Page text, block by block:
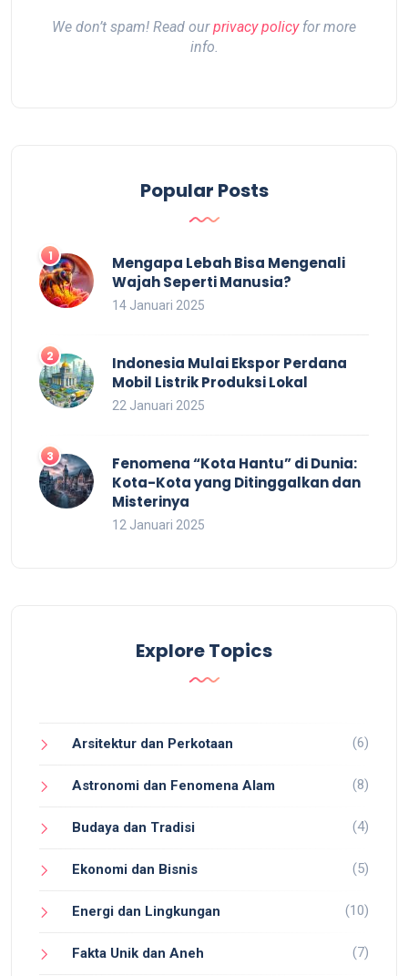
We don’t spam! Read ourprivacy policyfor more
info.
Popular Posts
Mengapa Lebah Bisa Mengenali
Wajah Seperti Manusia?
14 Januari 2025
Indonesia Mulai Ekspor Perdana
Mobil Listrik Produksi Lokal
22 Januari 2025
Fenomena “Kota Hantu” di Dunia:
Kota-Kota yang Ditinggalkan dan
Misterinya
12 Januari 2025
Explore Topics
Arsitektur dan Perkotaan (6)
Astronomi dan Fenomena Alam (8)
Budaya dan Tradisi (4)
Ekonomi dan Bisnis (5)
Energi dan Lingkungan (10)
Fakta Unik dan Aneh (7)